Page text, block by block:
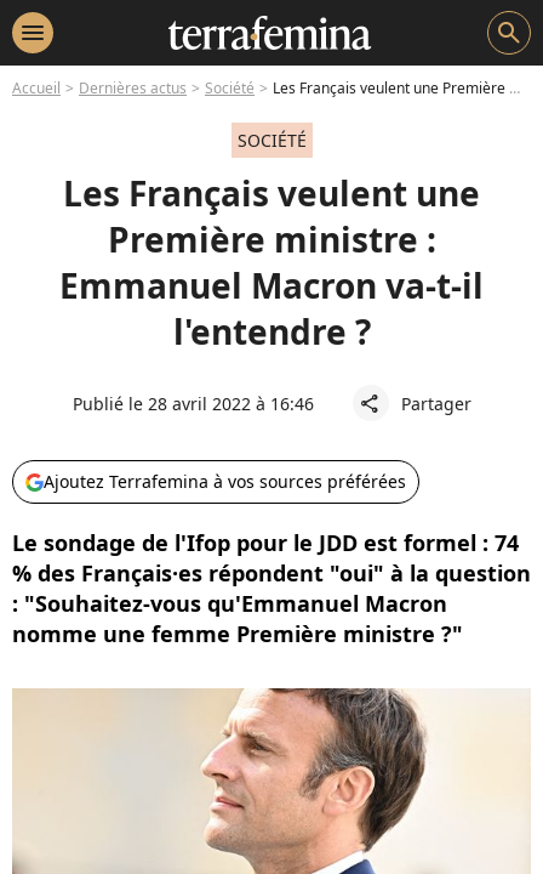
menu search
Accueil Dernières actus Société Les Français veulent une Première ministre : Emmanuel Macron va-t-il l'entendre ?
SOCIÉTÉ
Les Français veulent une
Première ministre :
Emmanuel Macron va-t-il
l'entendre ?
Publié le 28 avril 2022 à 16:46 share Partager
Ajoutez Terrafemina à vos sources préférées
Le sondage de l'Ifop pour le JDD est formel : 74
% des Français·es répondent "oui" à la question
: "Souhaitez-vous qu'Emmanuel Macron
nomme une femme Première ministre ?"